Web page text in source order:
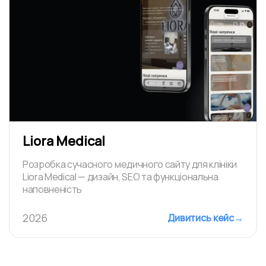
Liora Medical
Розробка сучасного медичного сайту для клініки
Liora Medical — дизайн, SEO та функціональна
наповненість
2026 Дивитись кейс→